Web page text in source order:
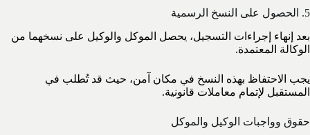
5. الحصول على النسخ الرسمية
بعد إنهاء إجراءات التسجيل، يحصل الموكل والوكيل على نسخهما من
الوكالة المعتمدة.
يجب الاحتفاظ بهذه النسخ في مكان آمن، حيث قد تُطلب في
المستقبل لإتمام معاملات قانونية.
حقوق وواجبات الوكيل والموكل